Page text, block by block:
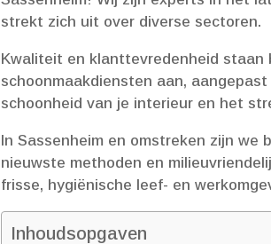
strekt zich uit over diverse sectoren.​
Kwaliteit en klanttevredenheid staan
schoonmaakdiensten aan,
schoonheid van je interieur en het
In Sassenheim en omstreken zijn we
nieuwste methoden en
frisse, hygiënische leef- en
Inhoudsopgaven